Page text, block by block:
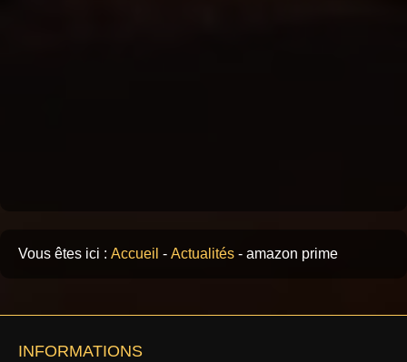
Vous êtes ici : Accueil - Actualités - amazon prime
INFORMATIONS